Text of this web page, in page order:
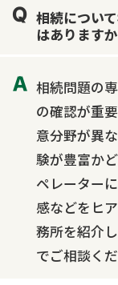
相続手続き
成年後見・任意後見
相続トラブル
相続につい
はあります
相続問題の
の確認が重
意分野が異
験が豊富か
ペレーター
感などをヒ
務所を紹介
でご相談くだ